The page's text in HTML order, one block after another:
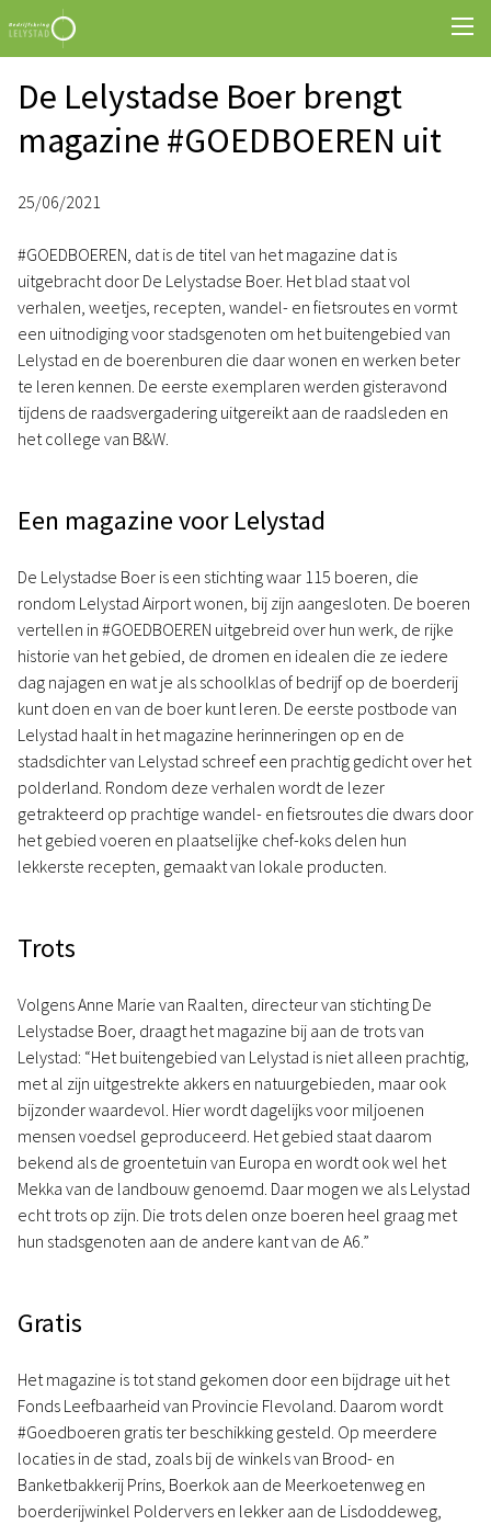
De Lelystadse Boer brengt
magazine #GOEDBOEREN uit
25/06/2021
#GOEDBOEREN, dat is de titel van het magazine dat is
uitgebracht door De Lelystadse Boer. Het blad staat vol
verhalen, weetjes, recepten, wandel- en fietsroutes en vormt
een uitnodiging voor stadsgenoten om het buitengebied van
Lelystad en de boerenburen die daar wonen en werken beter
te leren kennen. De eerste exemplaren werden gisteravond
tijdens de raadsvergadering uitgereikt aan de raadsleden en
het college van B&W.
Een magazine voor Lelystad
De Lelystadse Boer is een stichting waar 115 boeren, die
rondom Lelystad Airport wonen, bij zijn aangesloten. De boeren
vertellen in #GOEDBOEREN uitgebreid over hun werk, de rijke
historie van het gebied, de dromen en idealen die ze iedere
dag najagen en wat je als schoolklas of bedrijf op de boerderij
kunt doen en van de boer kunt leren. De eerste postbode van
Lelystad haalt in het magazine herinneringen op en de
stadsdichter van Lelystad schreef een prachtig gedicht over het
polderland. Rondom deze verhalen wordt de lezer
getrakteerd op prachtige wandel- en fietsroutes die dwars door
het gebied voeren en plaatselijke chef-koks delen hun
lekkerste recepten, gemaakt van lokale producten.
Trots
Volgens Anne Marie van Raalten, directeur van stichting De
Lelystadse Boer, draagt het magazine bij aan de trots van
Lelystad: “Het buitengebied van Lelystad is niet alleen prachtig,
met al zijn uitgestrekte akkers en natuurgebieden, maar ook
bijzonder waardevol. Hier wordt dagelijks voor miljoenen
mensen voedsel geproduceerd. Het gebied staat daarom
bekend als de groentetuin van Europa en wordt ook wel het
Mekka van de landbouw genoemd. Daar mogen we als Lelystad
echt trots op zijn. Die trots delen onze boeren heel graag met
hun stadsgenoten aan de andere kant van de A6.”
Gratis
Het magazine is tot stand gekomen door een bijdrage uit het
Fonds Leefbaarheid van Provincie Flevoland. Daarom wordt
#Goedboeren gratis ter beschikking gesteld. Op meerdere
locaties in de stad, zoals bij de winkels van Brood- en
Banketbakkerij Prins, Boerkok aan de Meerkoetenweg en
boerderijwinkel Poldervers en lekker aan de Lisdoddeweg,